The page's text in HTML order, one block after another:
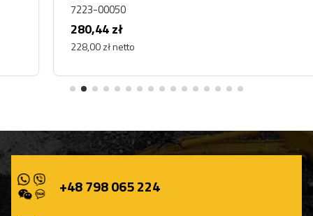
7223-00050
280,44 zł
228,00 zł netto
+48 798 065 224